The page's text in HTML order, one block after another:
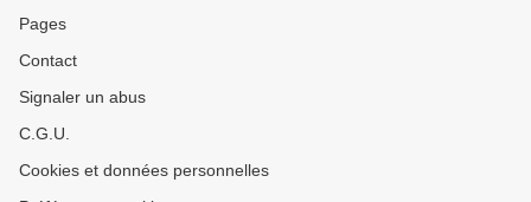
Pages
Contact
Signaler un abus
C.G.U.
Cookies et données personnelles